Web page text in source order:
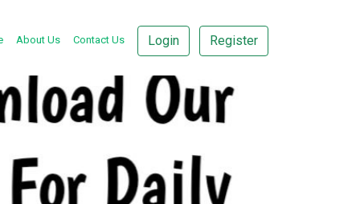
About Us Contact Us Login Register